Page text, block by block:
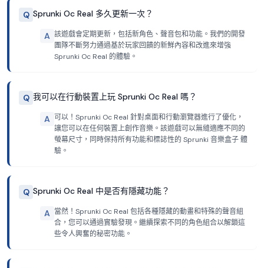
Q Sprunki Oc Real 多久更新一次？
A 該遊戲會定期更新，包括新角色、聲音包和功能。我們的開發
團隊不斷努力通過基於玩家回饋的新鮮內容和改進來增強
Sprunki Oc Real 的體驗。
Q 我可以在行動裝置上玩 Sprunki Oc Real 嗎？
A 可以！Sprunki Oc Real 針對桌面和行動瀏覽器進行了優化，
讓您可以在任何裝置上創作音樂。該遊戲可以無縫適應不同的
螢幕尺寸，同時保持所有功能和標誌性的 Sprunki 音樂盒子 體
驗。
Q Sprunki Oc Real 中是否有隱藏功能？
A 當然！Sprunki Oc Real 包括各種隱藏的動畫和特殊的聲音組
合，您可以通過實驗發現。繼續探索不同的角色組合以解鎖這
些令人興奮的秘密功能。